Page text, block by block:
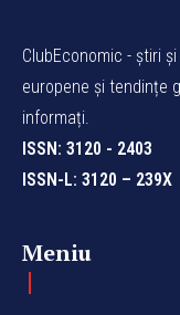
ClubEconomic - știri
europene și tendințe
informați.
ISSN: 3120 - 2403
ISSN-L: 3120 – 239X
Meniu